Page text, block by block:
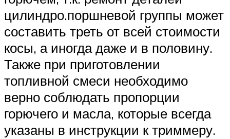
цилиндро.поршневой группы может
составить треть от всей стоимости
косы, а иногда даже и в половину.
Также при приготовлении
топливной смеси необходимо
верно соблюдать пропорции
горючего и масла, которые всегда
указаны в инструкции к триммеру.